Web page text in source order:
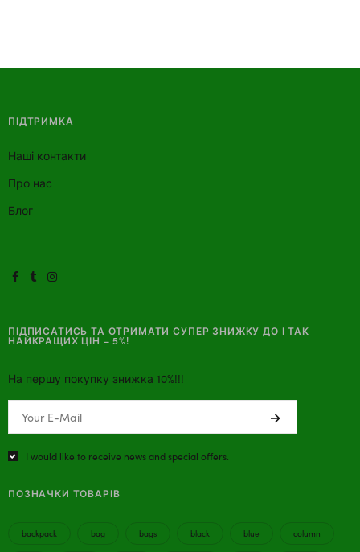
ПІДТРИМКА
Наші контакти
Про нас
Блог
ПІДПИСАТИСЬ ТА ОТРИМАТИ СУПЕР ЗНИЖКУ ДО І ТАК
НАЙКРАЩИХ ЦІН – 5%!
На першу покупку знижка 10%!!!
I would like to receive news and special offers.
ПОЗНАЧКИ ТОВАРІВ
backpack bag bags black blue column